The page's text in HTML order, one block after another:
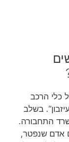
כלי הרכב
בשלב
התחבורה.
אדם שנפטר,